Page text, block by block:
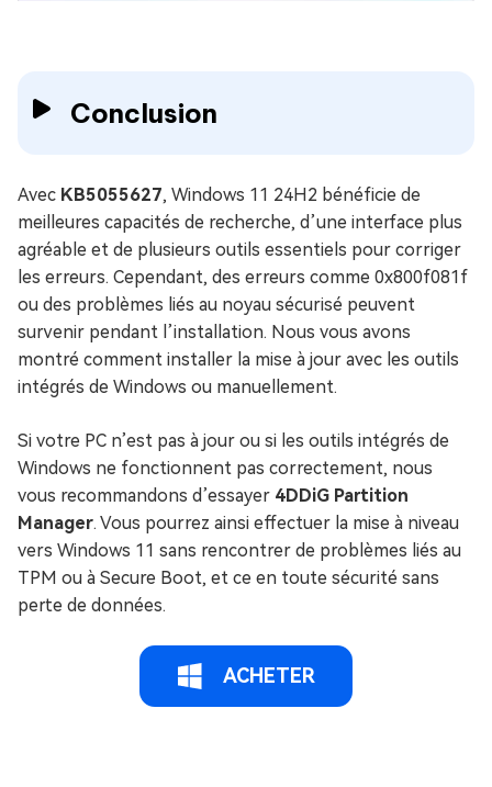
Conclusion
Avec KB5055627, Windows 11 24H2 bénéficie de
meilleures capacités de recherche, d’une interface plus
agréable et de plusieurs outils essentiels pour corriger
les erreurs. Cependant, des erreurs comme 0x800f081f
ou des problèmes liés au noyau sécurisé peuvent
survenir pendant l’installation. Nous vous avons
montré comment installer la mise à jour avec les outils
intégrés de Windows ou manuellement.
Si votre PC n’est pas à jour ou si les outils intégrés de
Windows ne fonctionnent pas correctement, nous
vous recommandons d’essayer 4DDiG Partition
Manager. Vous pourrez ainsi effectuer la mise à niveau
vers Windows 11 sans rencontrer de problèmes liés au
TPM ou à Secure Boot, et ce en toute sécurité sans
perte de données.
ACHETER